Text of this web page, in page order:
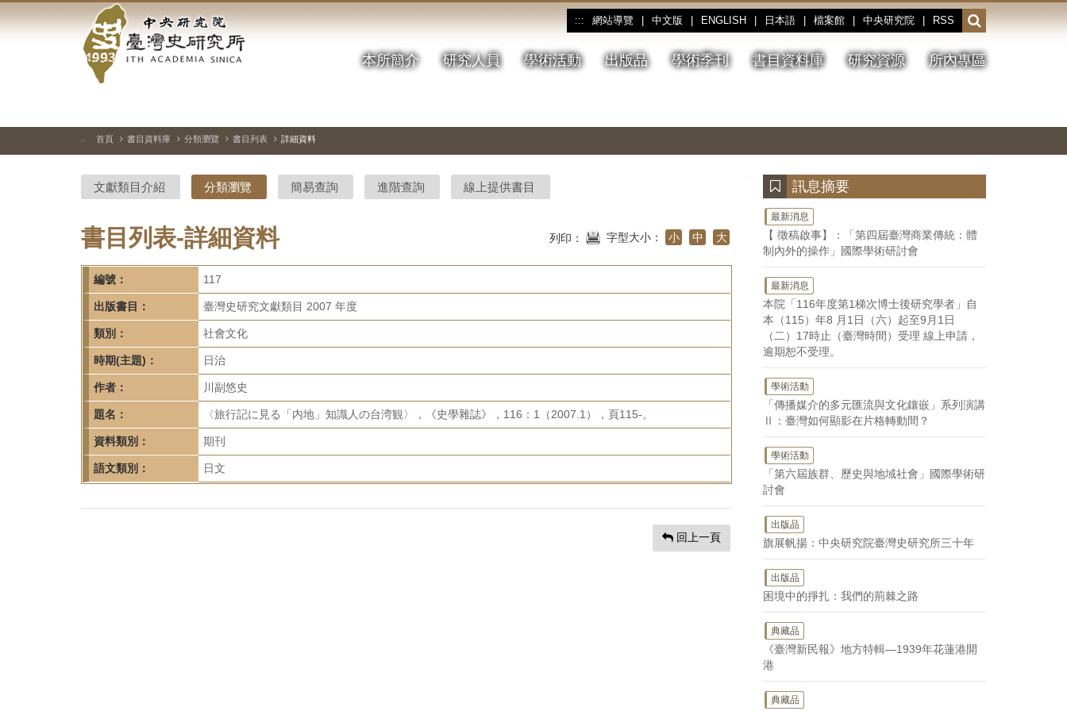
到
中
央
研
院-
臺
灣
史
研
究
所-
首
頁
::: 網站導覽 中文版 ENGLISH 日本語 檔案館 中央研究院 RSS
開
啟
或
收
本所簡介 研究人員 學術活動 出版品 學術季刊 書目資料庫 研究資源 所內專區
停、
圖
圖
結
::: 首頁 書目資料庫 分類瀏覽 書目列表 詳細資料
文獻類目介紹 分類瀏覽 簡易查詢 進階查詢 線上提供書目
書目列表-詳細資料 列印： 字型大小： 小 中 大
編號： 117
出版書目： 臺灣史研究文獻類目 2007 年度
類別： 社會文化
時期(主題)： 日治
作者： 川副悠史
題名： 〈旅行記に見る「内地」知識人の台湾観〉，《史學雜誌》，116：1（2007.1），頁115-。
資料類別： 期刊
語文類別： 日文
回上一頁
訊息摘要
最新消息
【 徵稿啟事】：「第四屆臺灣商業傳統：體
制內外的操作」國際學術研討會
最新消息
本院「116年度第1梯次博士後研究學者」自
本（115）年8 月1日（六）起至9月1日
（二）17時止（臺灣時間）受理 線上申請，
逾期恕不受理。
學術活動
「傳播媒介的多元匯流與文化鑲嵌」系列演講
Ⅱ：臺灣如何顯影在片格轉動間？
學術活動
「第六屆族群、歷史與地域社會」國際學術研
討會
出版品
旗展帆揚：中央研究院臺灣史研究所三十年
出版品
困境中的掙扎：我們的荊棘之路
典藏品
《臺灣新民報》地方特輯—1939年花蓮港開
港
典藏品